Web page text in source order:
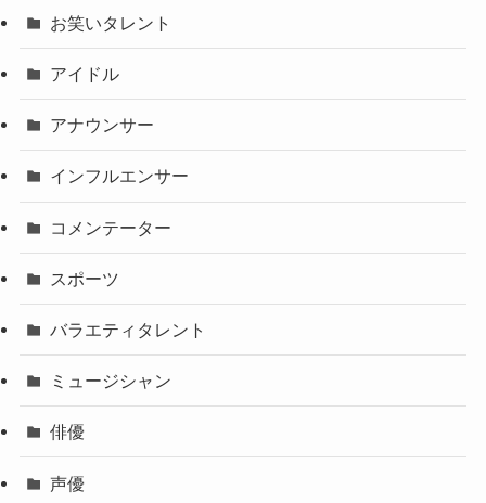
お笑いタレント
アイドル
アナウンサー
インフルエンサー
コメンテーター
スポーツ
バラエティタレント
ミュージシャン
俳優
声優